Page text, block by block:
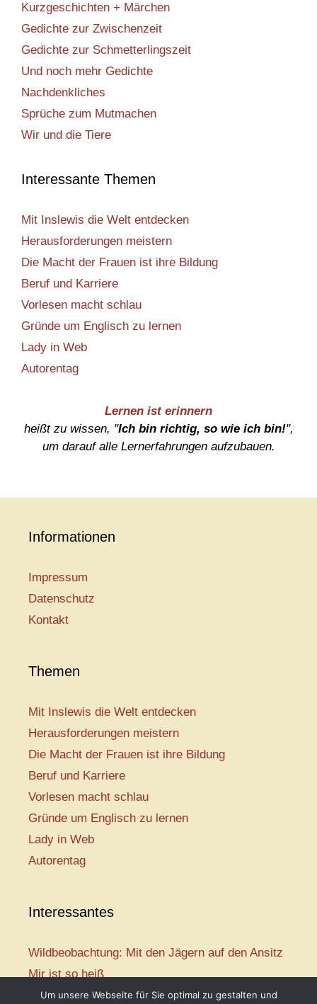
Kurzgeschichten + Märchen
Gedichte zur Zwischenzeit
Gedichte zur Schmetterlingszeit
Und noch mehr Gedichte
Nachdenkliches
Sprüche zum Mutmachen
Wir und die Tiere
Interessante Themen
Mit Inslewis die Welt entdecken
Herausforderungen meistern
Die Macht der Frauen ist ihre Bildung
Beruf und Karriere
Vorlesen macht schlau
Gründe um Englisch zu lernen
Lady in Web
Autorentag
Lernen ist erinnern
heißt zu wissen, "Ich bin richtig, so wie ich bin!",
um darauf alle Lernerfahrungen aufzubauen.
Informationen
Impressum
Datenschutz
Kontakt
Themen
Mit Inslewis die Welt entdecken
Herausforderungen meistern
Die Macht der Frauen ist ihre Bildung
Beruf und Karriere
Vorlesen macht schlau
Gründe um Englisch zu lernen
Lady in Web
Autorentag
Interessantes
Wildbeobachtung: Mit den Jägern auf den Ansitz
Mir ist so heiß
Mission: Rettungsschwimmer
Um unsere Webseite für Sie optimal zu gestalten und